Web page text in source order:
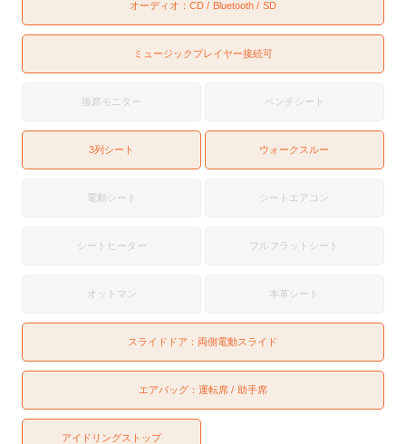
オーディオ： CD Bluetooth SD
ミュージックプレイヤー接続可
後席モニター ベンチシート
3列シート ウォークスルー
電動シート シートエアコン
シートヒーター フルフラットシート
オットマン 本革シート
スライドドア： 両側電動スライド
エアバッグ： 運転席 助手席
アイドリングストップ